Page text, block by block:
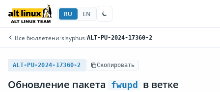
RU EN
Все бюллетени/sisyphus/ALT-PU-2024-17360-2
ALT-PU-2024-17360-2 Скопировать
Обновление пакета fwupd в ветке